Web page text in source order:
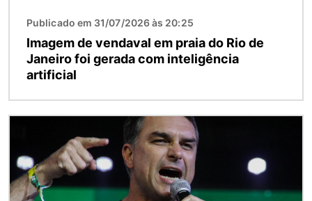
Publicado em 31/07/2026 às 20:25
Imagem de vendaval em praia do Rio de
Janeiro foi gerada com inteligência
artificial